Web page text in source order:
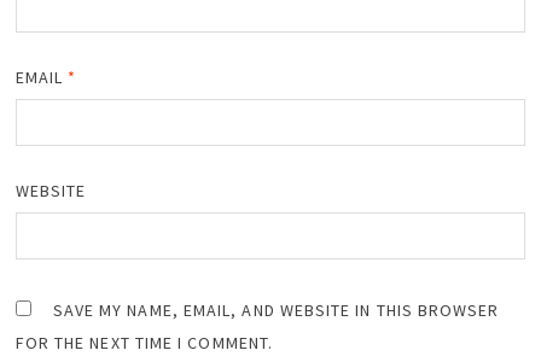
EMAIL *
WEBSITE
SAVE MY NAME, EMAIL, AND WEBSITE IN THIS BROWSER
FOR THE NEXT TIME I COMMENT.